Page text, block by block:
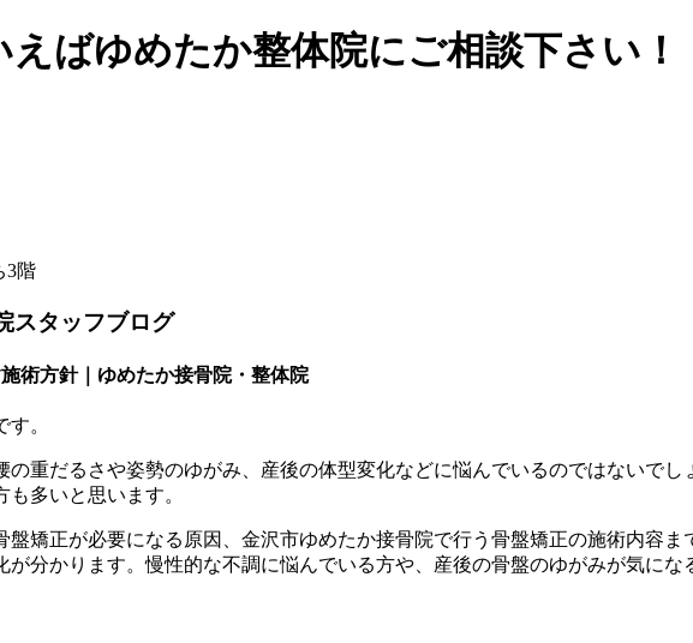
ばゆめたか整体院にご相談下さい！
3階
スタッフブログ
術方針｜ゆめたか接骨院・整体院
。
重だるさや姿勢のゆがみ、産後の体型変化などに悩んでいるのではないで
多いと思います。
盤矯正が必要になる原因、金沢市ゆめたか接骨院で行う骨盤矯正の施術内容
が分かります。慢性的な不調に悩んでいる方や、産後の骨盤のゆがみが気に